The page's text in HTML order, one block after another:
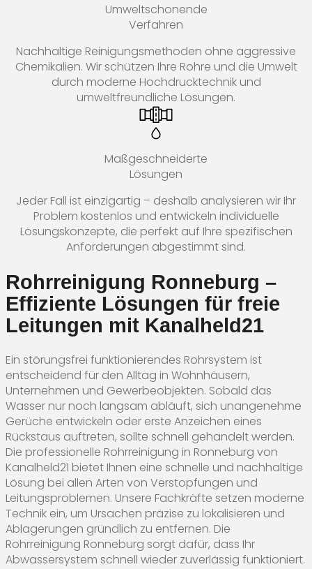
Umweltschonende
Verfahren
Nachhaltige Reinigungsmethoden ohne aggressive
Chemikalien. Wir schützen Ihre Rohre und die Umwelt
durch moderne Hochdrucktechnik und
umweltfreundliche Lösungen.
Maßgeschneiderte
Lösungen
Jeder Fall ist einzigartig – deshalb analysieren wir Ihr
Problem kostenlos und entwickeln individuelle
Lösungskonzepte, die perfekt auf Ihre spezifischen
Anforderungen abgestimmt sind.
Rohrreinigung Ronneburg –
Effiziente Lösungen für freie
Leitungen mit Kanalheld21
Ein störungsfrei funktionierendes Rohrsystem ist
entscheidend für den Alltag in Wohnhäusern,
Unternehmen und Gewerbeobjekten. Sobald das
Wasser nur noch langsam abläuft, sich unangenehme
Gerüche entwickeln oder erste Anzeichen eines
Rückstaus auftreten, sollte schnell gehandelt werden.
Die professionelle Rohrreinigung in Ronneburg von
Kanalheld21 bietet Ihnen eine schnelle und nachhaltige
Lösung bei allen Arten von Verstopfungen und
Leitungsproblemen. Unsere Fachkräfte setzen moderne
Technik ein, um Ursachen präzise zu lokalisieren und
Ablagerungen gründlich zu entfernen. Die
Rohrreinigung Ronneburg sorgt dafür, dass Ihr
Abwassersystem schnell wieder zuverlässig funktioniert.